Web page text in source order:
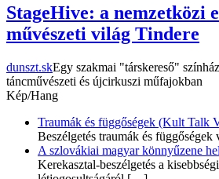
StageHive: a nemzetközi
művészeti világ Tindere
dunszt.skEgy szakmai "társkereső"
táncművészeti és újcirkuszi műfajokban
Kép/Hang
Traumák és függőségek (Kult Talk
Beszélgetés traumák és függőségek
A szlovákiai magyar könnyűzene
Kerekasztal-beszélgetés a